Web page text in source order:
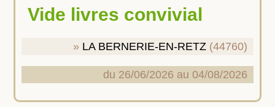
Vide livres convivial
LA BERNERIE-EN-RETZ (44760)
du 26/06/2026 au 04/08/2026